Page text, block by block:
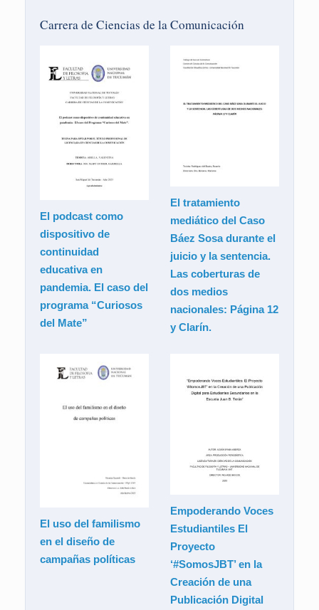
Carrera de Ciencias de la Comunicación
El podcast como
dispositivo de
continuidad
educativa en
pandemia. El caso del
programa “Curiosos
del Mate”
El tratamiento
mediático del Caso
Báez Sosa durante el
juicio y la sentencia.
Las coberturas de
dos medios
nacionales: Página 12
y Clarín.
El uso del familismo
en el diseño de
campañas políticas
Empoderando Voces
Estudiantiles El
Proyecto
‘#SomosJBT’ en la
Creación de una
Publicación Digital